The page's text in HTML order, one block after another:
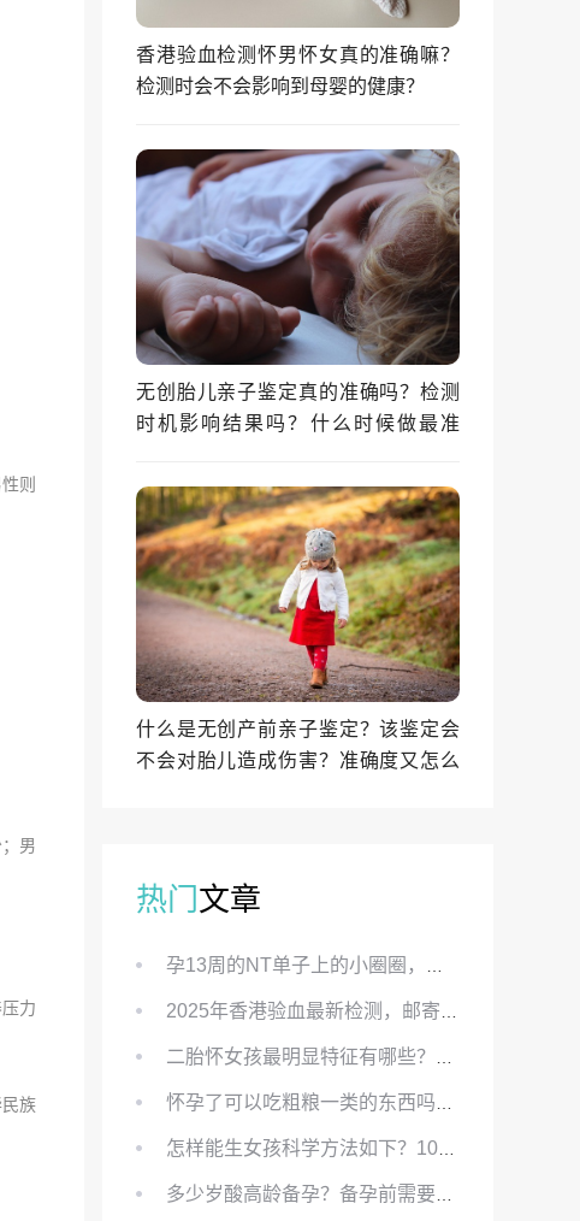
则
男
力
族
香港验血检测怀男怀女真的准确嘛？
检测时会不会影响到母婴的健康？
无创胎儿亲子鉴定真的准确吗？检测
时机影响结果吗？什么时候做最准
什么是无创产前亲子鉴定？该鉴定会
不会对胎儿造成伤害？准确度又怎么
热门文章